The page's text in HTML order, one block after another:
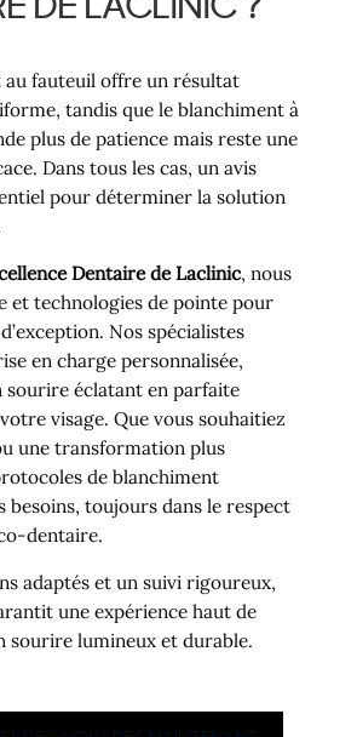
DE LACLINIC ?
au fauteuil offre un résultat
tandis que le blanchiment à
plus de patience mais reste une
Dans tous les cas, un avis
pour déterminer la solution
Dentaire de Laclinic, nous
et technologies de pointe pour
Nos spécialistes
en charge personnalisée,
sourire éclatant en parfaite
visage. Que vous souhaitiez
une transformation plus
de blanchiment
besoins, toujours dans le respect
dentaire.
adaptés et un suivi rigoureux,
une expérience haut de
sourire lumineux et durable.